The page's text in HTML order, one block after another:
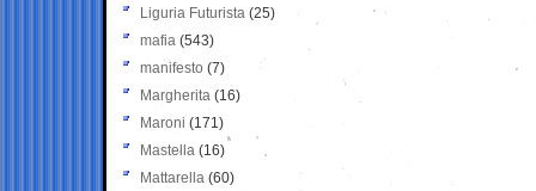
Liguria Futurista (25)
mafia (543)
manifesto (7)
Margherita (16)
Maroni (171)
Mastella (16)
Mattarella (60)